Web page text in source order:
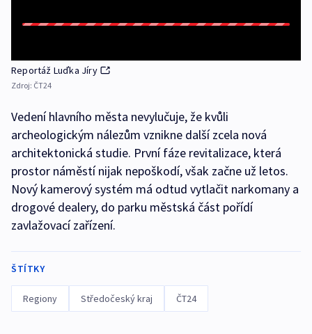
Reportáž Luďka Jíry
Zdroj: ČT24
Vedení hlavního města nevylučuje, že kvůli
archeologickým nálezům vznikne další zcela nová
architektonická studie. První fáze revitalizace, která
prostor náměstí nijak nepoškodí, však začne už letos.
Nový kamerový systém má odtud vytlačit narkomany a
drogové dealery, do parku městská část pořídí
zavlažovací zařízení.
ŠTÍTKY
Regiony Středočeský kraj ČT24